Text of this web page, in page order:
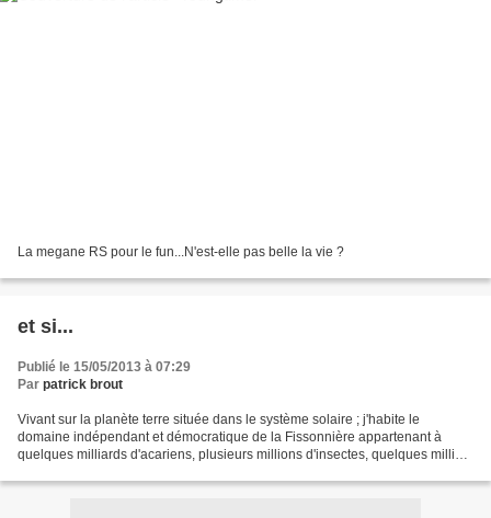
La megane RS pour le fun...N'est-elle pas belle la vie ?
et si...
Publié le 15/05/2013 à 07:29
Par patrick brout
Vivant sur la planète terre située dans le système solaire ; j'habite le
domaine indépendant et démocratique de la Fissonnière appartenant à
quelques milliards d'acariens, plusieurs millions d'insectes, quelques milliers